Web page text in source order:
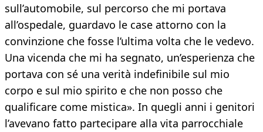
sull’automobile, sul percorso che mi portava
all’ospedale, guardavo le case attorno con la
convinzione che fosse l’ultima volta che le vedevo.
Una vicenda che mi ha segnato, un’esperienza che
portava con sé una verità indefinibile sul mio
corpo e sul mio spirito e che non posso che
qualificare come mistica». In quegli anni i genitori
l’avevano fatto partecipare alla vita parrocchiale